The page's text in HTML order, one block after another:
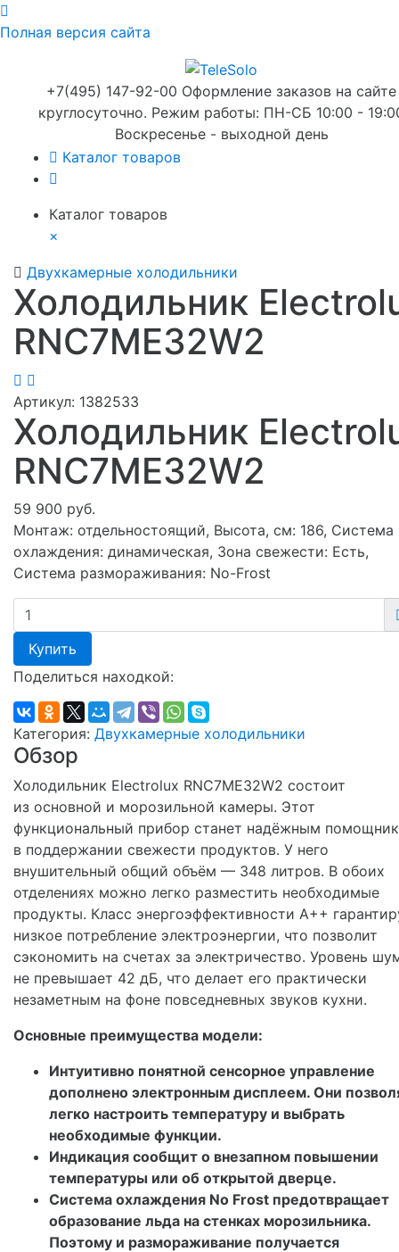
Полная версия сайта
+7(495) 147-92-00 Оформление заказов на сайте
круглосуточно. Режим работы: ПН-СБ 10:00 -
Воскресенье - выходной день
Каталог товаров
Каталог товаров
×
Двухкамерные холодильники
Холодильник
RNC7ME32W2
Артикул: 1382533
Холодильник
RNC7ME32W2
59 900 руб.
Монтаж: отдельностоящий, Высота, см: 186, Система
охлаждения: динамическая, Зона свежести: Есть,
Система размораживания: No-Frost
Купить
Поделиться находкой:
Категория: Двухкамерные холодильники
Обзор
Холодильник Electrolux RNC7ME32W2 состоит
из основной и морозильной камеры. Этот
функциональный прибор станет надёжным
в поддержании свежести продуктов. У него
внушительный общий объём — 348 литров. В обоих
отделениях можно легко разместить необходимые
продукты. Класс энергоэффективности A++
низкое потребление электроэнергии, что позволит
сэкономить на счетах за электричество. Уровень
не превышает 42 дБ, что делает его практически
незаметным на фоне повседневных звуков кухни.
Основные преимущества модели:
Интуитивно понятной сенсорное управление
дополнено электронным дисплеем. Они
легко настроить температуру и выбрать
необходимые функции.
Индикация сообщит о внезапном повышении
температуры или об открытой дверце.
Система охлаждения No Frost предотвращает
образование льда на стенках морозильника.
Поэтому и размораживание получается